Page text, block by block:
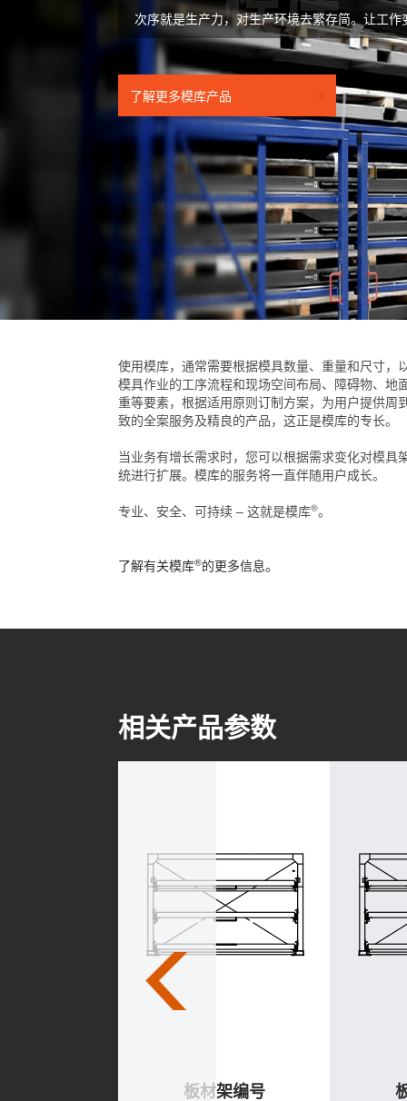
次序就是生产力，对生产环境去繁存简。让工
了解更多模库产品
使用模库，通常需要根据模具数量、重量和尺寸，
模具作业的工序流程和现场空间布局、障碍物、地
重等要素，根据适用原则订制方案，为用户提供周
致的全案服务及精良的产品，这正是模库的专长。
当业务有增长需求时，您可以根据需求变化对模具
统进行扩展。模库的服务将一直伴随用户成长。
专业、安全、可持续 – 这就是模库®。
了解有关模库®的更多信息。
相关产品参数
板材架编号